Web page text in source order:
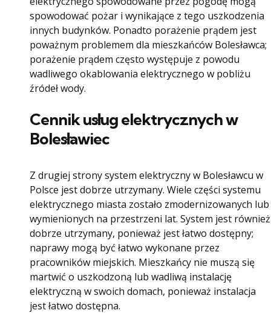
spowodować pożar i wynikające z tego uszkodzenia
innych budynków. Ponadto porażenie prądem jest
poważnym problemem dla mieszkańców Bolesławca;
porażenie prądem często występuje z powodu
wadliwego okablowania elektrycznego w pobliżu
źródeł wody.
Cennik usług elektrycznych w
Bolesławiec
Z drugiej strony system elektryczny w Bolesławcu w
Polsce jest dobrze utrzymany. Wiele części systemu
elektrycznego miasta zostało zmodernizowanych lub
wymienionych na przestrzeni lat. System jest również
dobrze utrzymany, ponieważ jest łatwo dostępny;
naprawy mogą być łatwo wykonane przez
pracowników miejskich. Mieszkańcy nie muszą się
martwić o uszkodzoną lub wadliwą instalację
elektryczną w swoich domach, ponieważ instalacja
jest łatwo dostępna.